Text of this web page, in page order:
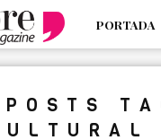
PORTADA